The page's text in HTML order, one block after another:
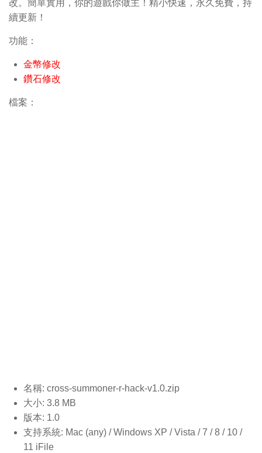
改。簡單實用，你的遊戲你做主！精小快速，永久免費，持
續更新！
功能：
金幣修改
鑽石修改
檔案：
名稱: cross-summoner-r-hack-v1.0.zip
大小: 3.8 MB
版本: 1.0
支持系統: Mac (any) / Windows XP / Vista / 7 / 8 / 10 /
11 iFile